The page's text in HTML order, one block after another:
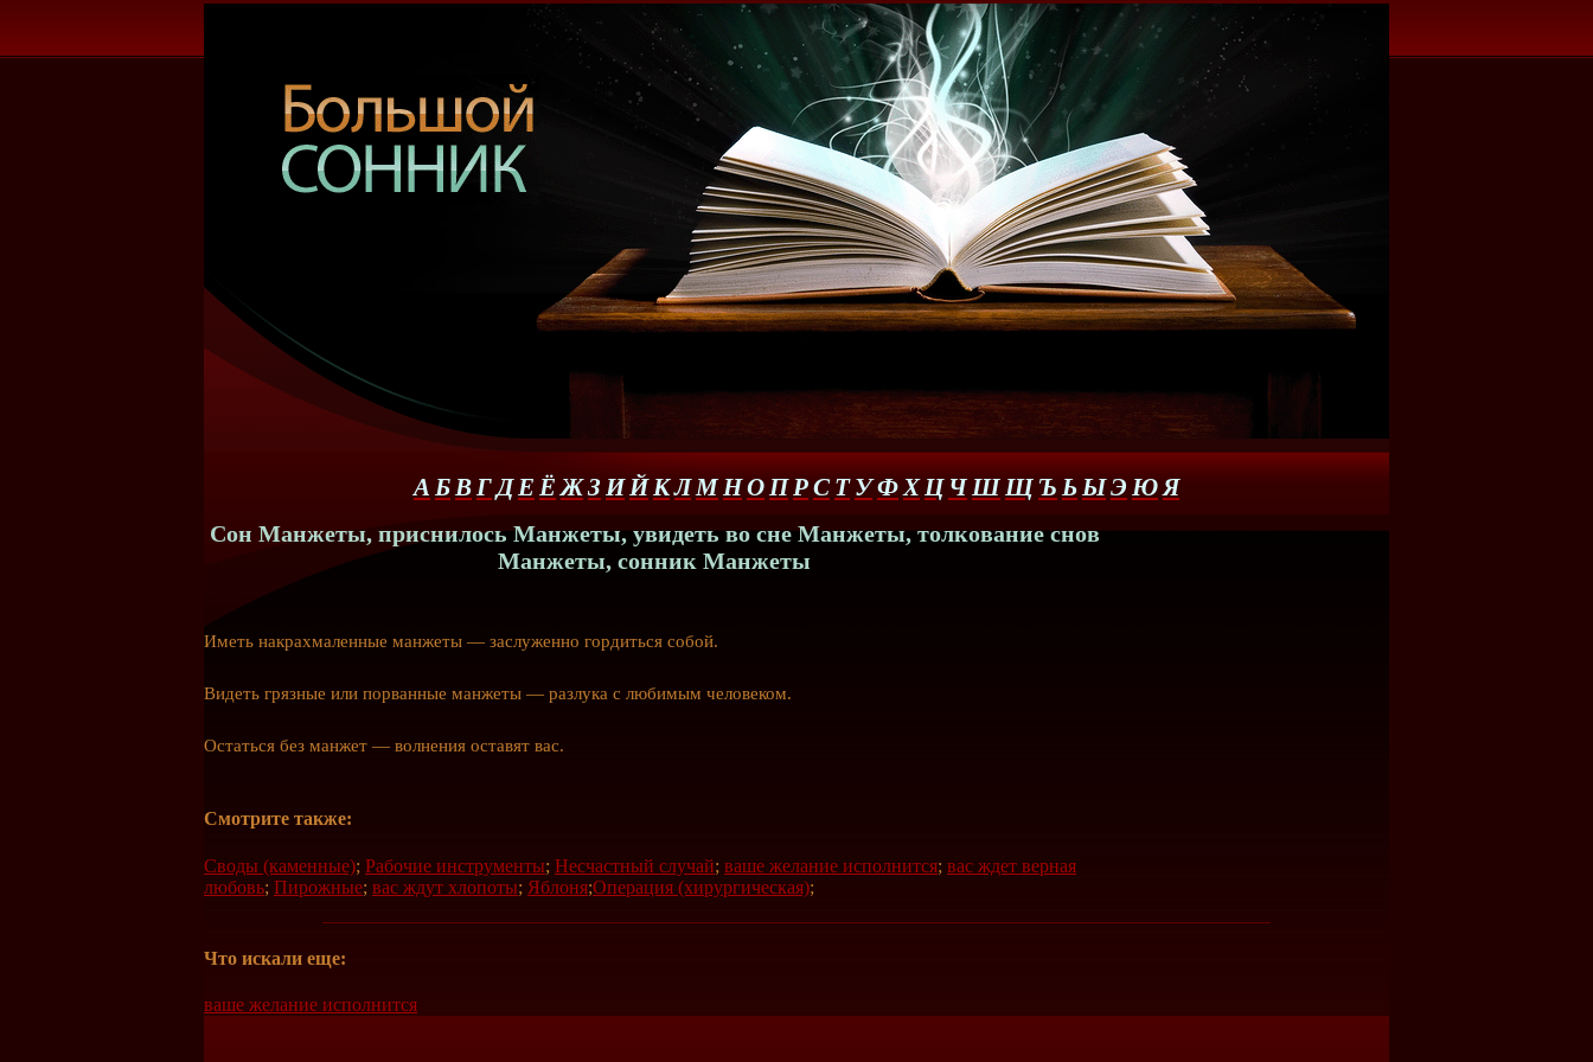
А БВГДЕ Ё ЖЗ ИЙКЛМНОПРС Т УФХЦ ЧШЩ Ъ ЬЫЭ ЮЯ
Сон Манжеты, приснилось Манжеты, увидеть во сне Манжеты, толкование снов
Манжеты, сонник Манжеты
Иметь накрахмаленные манжеты — заслуженно гордиться собой.
Видеть грязные или порванные манжеты — разлука с любимым человеком.
Остаться без манжет — волнения оставят вас.
Смотрите также:
Своды (каменные); Рабочие инструменты; Несчастный случай; ваше желание исполнится; вас ждет верная
любовь; Пирожные; вас ждут хлопоты; Яблоня;Операция (хирургическая);
Что искали еще:
ваше желание исполнится